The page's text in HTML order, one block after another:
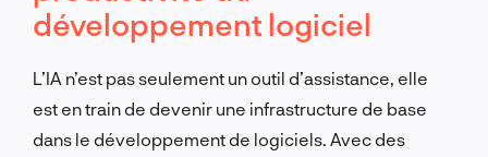
développement logiciel
L’IA n’est pas seulement un outil d’assistance, elle
est en train de devenir une infrastructure de base
dans le développement de logiciels. Avec des